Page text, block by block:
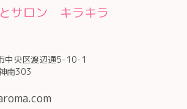
サロン キラキラ
中央区渡辺通5-10-1
南303